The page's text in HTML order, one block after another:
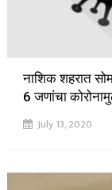
नाशिक शहरात
6 जणांचा
July 13, 2020